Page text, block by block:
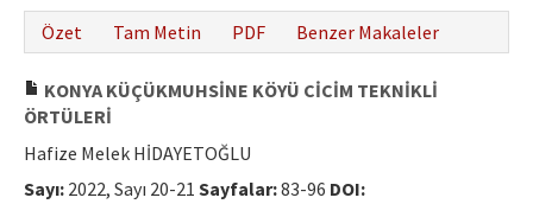
Yayın Politikaları
Özet
Tam Metin PDF Benzer Makaleler
KONYA KÜÇÜKMUHSİNE KÖYÜ CİCİM TEKNİKLİ
ÖRTÜLERİ
Hafize Melek HİDAYETOĞLU
Sayı: 2022, Sayı 20-21 Sayfalar:83-96 DOI: